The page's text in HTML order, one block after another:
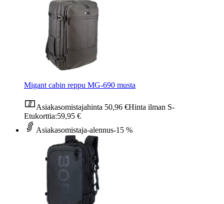
Migant cabin reppu MG-690 musta
Asiakasomistajahinta 50,96 €Hinta ilman S-
Etukorttia:59,95 €
Asiakasomistaja-alennus-15 %